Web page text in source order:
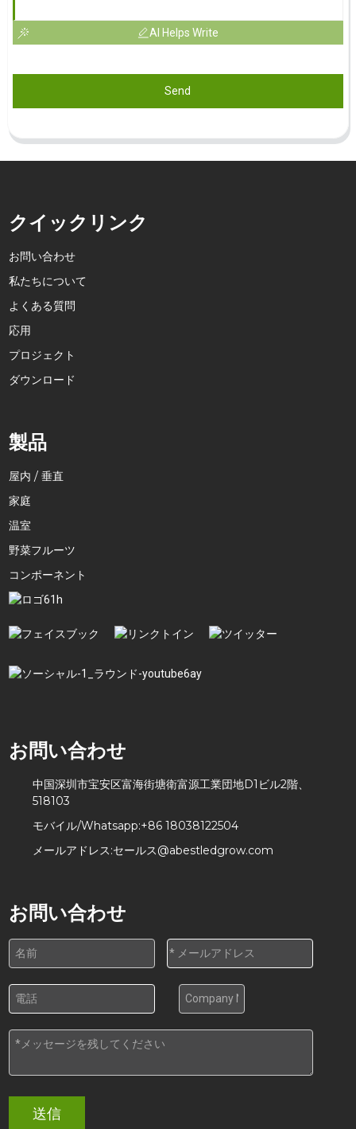
AI Helps Write
Send
クイックリンク
お問い合わせ
私たちについて
よくある質問
応用
プロジェクト
ダウンロード
製品
屋内 / 垂直
家庭
温室
野菜フルーツ
コンポーネント
お問い合わせ
中国深圳市宝安区富海街塘衛富源工業団地D1ビル2階、
518103
モバイル/Whatsapp:+86 18038122504
メールアドレス:セールス@abestledgrow.com
お問い合わせ
送信